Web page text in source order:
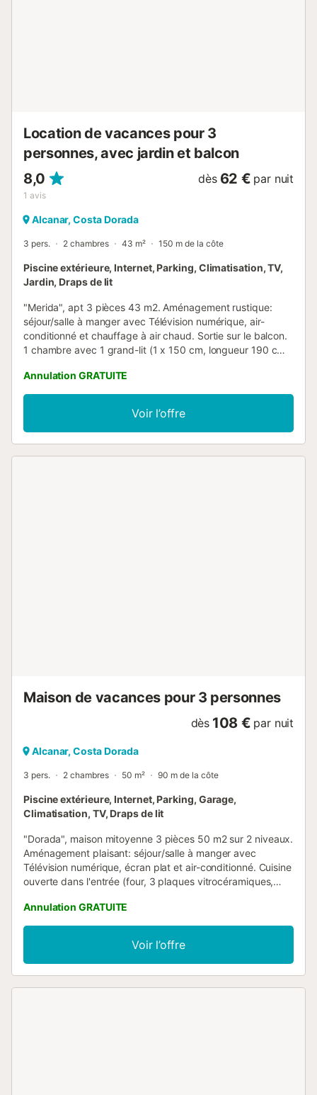
Location de vacances pour 3
personnes, avec jardin et balcon
8,0
1 avis
dès 62 € par nuit
Alcanar, Costa Dorada
3 pers. 2 chambres 43 m² 150 m de la côte
Piscine extérieure, Internet, Parking, Climatisation, TV,
Jardin, Draps de lit
"Merida", apt 3 pièces 43 m2. Aménagement rustique:
séjour/salle à manger avec Télévision numérique, air-
conditionné et chauffage à air chaud. Sortie sur le balcon.
1 chambre avec 1 grand-lit (1 x 150 cm, longueur 190 cm).
longueur 190 cm). Cuisine ouverte (four, 3 plaques
vitrocéramiques, grille-pain, bouilloire électrique, micro-
ondes, congélateur, cafetière électrique).
Douche/bidet/WC. Chauffage pas dans toutes les pièces.
Vue sur la mer. A disposition: lave-linge, fer à repasser,
Annulation GRATUITE
Voir l’offre
Maison de vacances pour 3 personnes
dès 108 € par nuit
Alcanar, Costa Dorada
3 pers. 2 chambres 50 m² 90 m de la côte
Piscine extérieure, Internet, Parking, Garage,
Climatisation, TV, Draps de lit
"Dorada", maison mitoyenne 3 pièces 50 m2 sur 2 niveaux.
Aménagement plaisant: séjour/salle à manger avec
Télévision numérique, écran plat et air-conditionné. Cuisine
ouverte dans l'entrée (four, 3 plaques vitrocéramiques,
cafetière électrique). À l'étage supérieur: 1 chambre avec 2
lits (90 cm, longueur 190 cm). 1 chambre avec 2 lits (90
cm, longueur 190 cm), TV et écran plat. Bain/WC. Air-
conditionné, chauffage à air chaud. Chauffage pas dans
toutes les pièces. Petite terrasse. Meubles de terrasse. A
Annulation GRATUITE
Voir l’offre